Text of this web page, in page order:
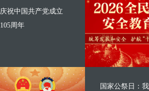
庆祝中国共产党成立
105周年
国家公祭日：